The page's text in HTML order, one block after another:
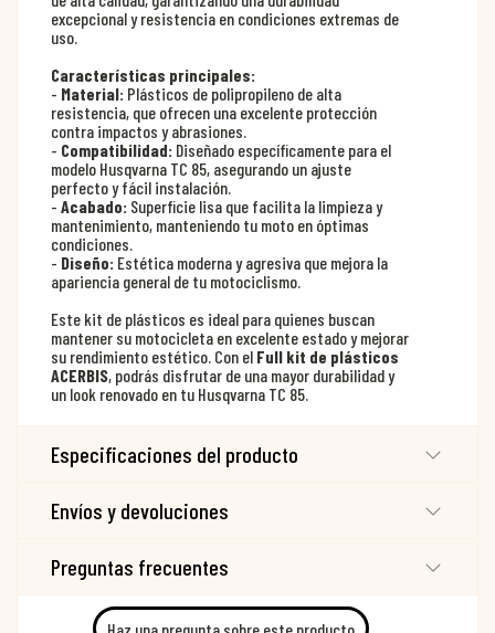
excepcional y resistencia en condiciones extremas de
uso.
Características principales:
- Material: Plásticos de polipropileno de alta
resistencia, que ofrecen una excelente protección
contra impactos y abrasiones.
- Compatibilidad: Diseñado específicamente para el
modelo Husqvarna TC 85, asegurando un ajuste
perfecto y fácil instalación.
- Acabado: Superficie lisa que facilita la limpieza y
mantenimiento, manteniendo tu moto en óptimas
condiciones.
- Diseño: Estética moderna y agresiva que mejora la
apariencia general de tu motociclismo.
Este kit de plásticos es ideal para quienes buscan
mantener su motocicleta en excelente estado y mejorar
su rendimiento estético. Con el Full kit de plásticos
ACERBIS, podrás disfrutar de una mayor durabilidad y
un look renovado en tu Husqvarna TC 85.
Especificaciones del producto
Envíos y devoluciones
Preguntas frecuentes
Haz una pregunta sobre este producto